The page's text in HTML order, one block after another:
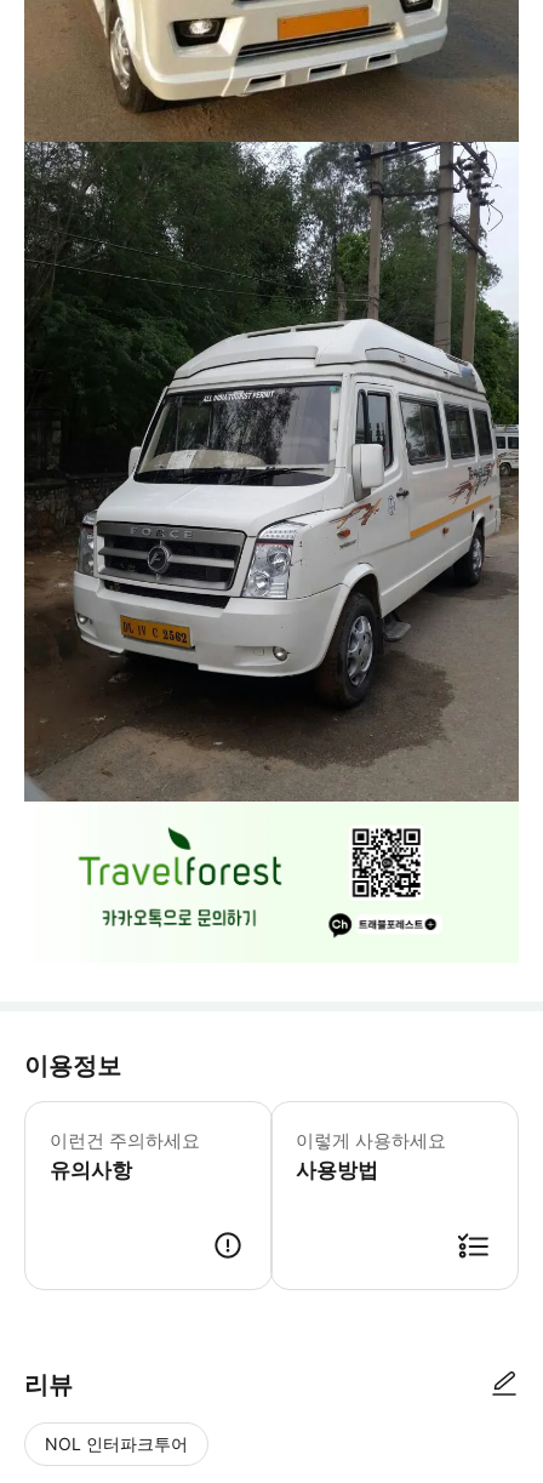
이용정보
이런건 주의하세요
유의사항
예약 날짜는 항공티켓에 나온 공항도
이렇게 사용하세요
사용방법
리뷰
NOL 인터파크투어